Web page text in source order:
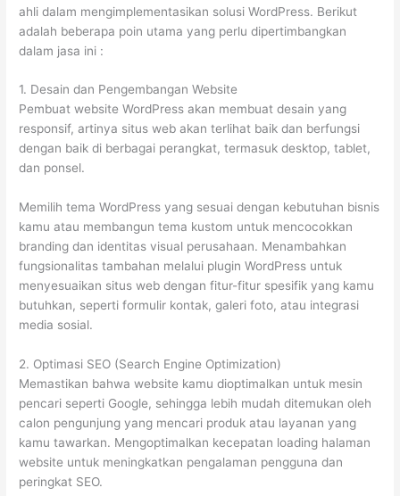
ahli dalam mengimplementasikan solusi WordPress. Berikut
adalah beberapa poin utama yang perlu dipertimbangkan
dalam jasa ini :
1. Desain dan Pengembangan Website
Pembuat website WordPress akan membuat desain yang
responsif, artinya situs web akan terlihat baik dan berfungsi
dengan baik di berbagai perangkat, termasuk desktop, tablet,
dan ponsel.
Memilih tema WordPress yang sesuai dengan kebutuhan bisnis
kamu atau membangun tema kustom untuk mencocokkan
branding dan identitas visual perusahaan. Menambahkan
fungsionalitas tambahan melalui plugin WordPress untuk
menyesuaikan situs web dengan fitur-fitur spesifik yang kamu
butuhkan, seperti formulir kontak, galeri foto, atau integrasi
media sosial.
2. Optimasi SEO (Search Engine Optimization)
Memastikan bahwa website kamu dioptimalkan untuk mesin
pencari seperti Google, sehingga lebih mudah ditemukan oleh
calon pengunjung yang mencari produk atau layanan yang
kamu tawarkan. Mengoptimalkan kecepatan loading halaman
website untuk meningkatkan pengalaman pengguna dan
peringkat SEO.